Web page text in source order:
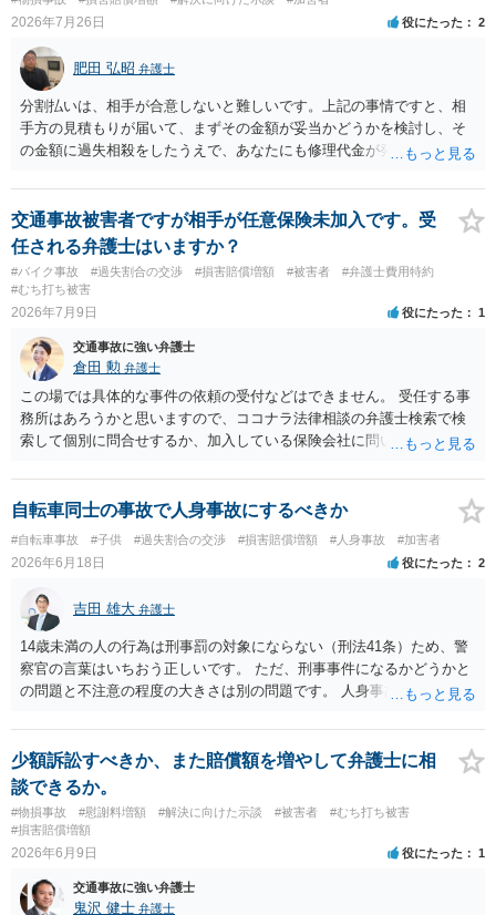
2026年7月26日 役にたった 2
肥田 弘昭 弁護士
分割払いは、相手が合意しないと難しいです。上記の事情ですと、相
手方の見積もりが届いて、まずその金額が妥当かどうかを検討し、そ
の金額に過失相殺をしたうえで、あなたにも修理代金が発生している
分割払いにしたいとの示談案を提案するのが良いかと思います。威圧
されるのであれば、斡旋、仲裁、民事調停を利用しては如何でしょう
か。ご参考にしてください。
交通事故被害者ですが相手が任意保険未加入です。受
任される弁護士はいますか？
#バイク事故 #過失割合の交渉 #損害賠償増額 #被害者
#弁護士費用特約
#むち打ち被害
2026年7月9日 役にたった 1
交通事故に強い弁護士
倉田 勲 弁護士
この場では具体的な事件の依頼の受付などはできません。 受任する事
務所はあろうかと思いますので、ココナラ法律相談の弁護士検索で検
索して個別に問合せするか、加入している保険会社に問い合わせをし
自転車同士の事故で人身事故にするべきか
#自転車事故 #子供 #過失割合の交渉 #損害賠償増額 #人身事故 #加害者
2026年6月18日 役にたった 2
吉田 雄大 弁護士
14歳未満の人の行為は刑事罰の対象にならない（刑法41条）ため、警
察官の言葉はいちおう正しいです。 ただ、刑事事件になるかどうかと
の問題と不注意の程度の大きさは別の問題です。 人身事故の届出を行
はありません。
少額訴訟すべきか、また賠償額を増やして弁護士に相
談できるか。
#物損事故 #慰謝料増額 #解決に向けた示談 #被害者
#むち打ち被害
#損害賠償増額
2026年6月9日 役にたった 1
交通事故に強い弁護士
鬼沢 健士 弁護士